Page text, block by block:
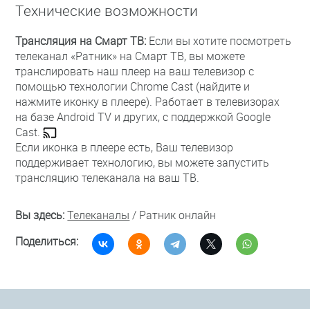
Технические возможности
Трансляция на Смарт ТВ: Если вы хотите посмотреть
телеканал «Ратник» на Смарт ТВ, вы можете
транслировать наш плеер на ваш телевизор с
помощью технологии Chrome Cast (найдите и
нажмите иконку в плеере). Работает в телевизорах
на базе Android TV и других, с поддержкой Google
Cast.
Если иконка в плеере есть, Ваш телевизор
поддерживает технологию, вы можете запустить
трансляцию телеканала на ваш ТВ.
Вы здесь: Телеканалы / Ратник онлайн
Поделиться: